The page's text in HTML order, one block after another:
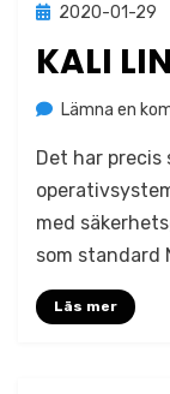
Publicerad
2020-01-29
KALI
avJonas
Lämna en
Det har precis
med
som standard
Läs mer